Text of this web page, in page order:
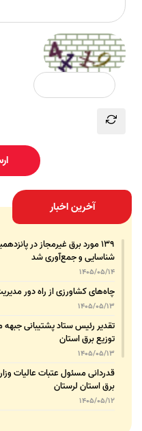
آخرین اخبار
۱۳۹ مورد برق غیرمجاز در
شناسایی و جمع‌آوری شد
1405/05/14
چاه‌های کشاورزی از راه دور
1405/05/13
تقدیر رئیس ستاد پشتیبانی
توزیع برق استان
1405/05/13
قدردانی مسئول عتبات عالیات
برق استان لرستان
1405/05/12
عقد تفاهم‌نامه همکاری میان